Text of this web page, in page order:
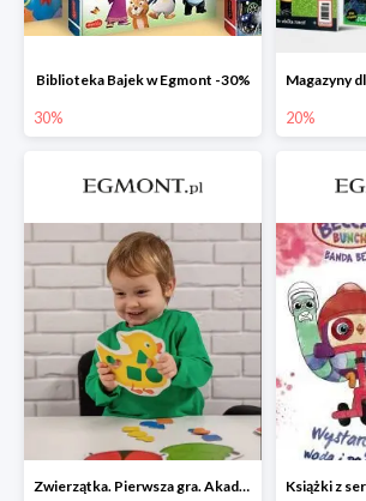
Biblioteka Bajek w Egmont -30%
30% 20%
Zwierzątka. Pierwsza gra. Akademia Mądrego Dziecka